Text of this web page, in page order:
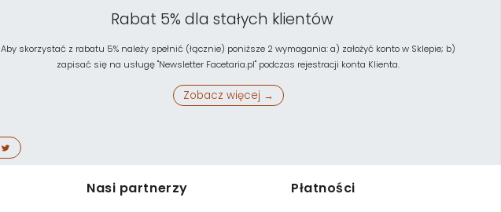
Rabat 5% dla stałych klientów
Aby skorzystać z rabatu 5% należy spełnić (łącznie) poniższe 2 wymagania: a) założyć konto w Sklepie; b)
zapisać się na usługę "Newsletter Facetaria.pl" podczas rejestracji konta Klienta.
Zobacz więcej →
Nasi partnerzy Płatności